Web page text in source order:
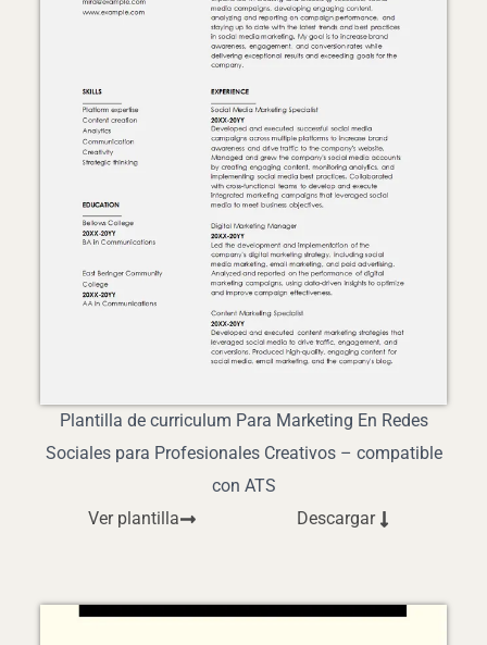
Plantilla de curriculum Para Marketing En Redes
Sociales para Profesionales Creativos – compatible
con ATS
Ver plantilla
Descargar